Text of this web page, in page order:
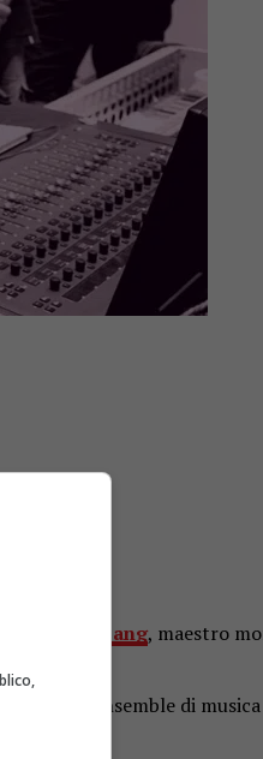
Jan Bang, maestro
ed altri ensemble di